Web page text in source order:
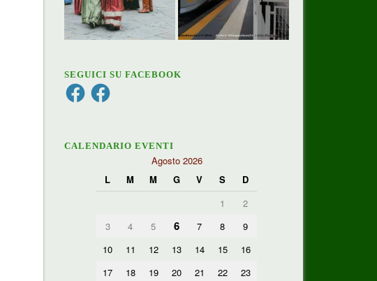
SEGUICI SU FACEBOOK
FacebookFacebook
CALENDARIO EVENTI
Agosto 2026
L
M M G V S
D
1
2
3
4 5 6 7 8
9
10
11 12 13 14 15
16
17
18 19 20 21 22
23